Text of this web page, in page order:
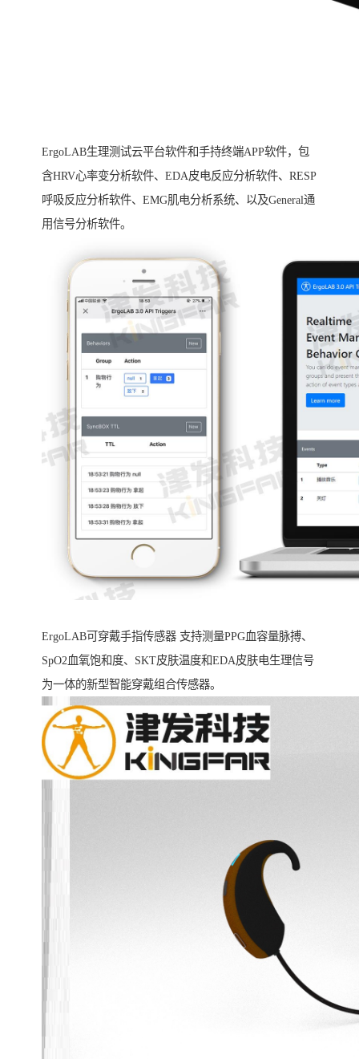
ErgoLAB生理测试云平台软件和手持终端APP软件，包
含HRV心率变分析软件、EDA皮电反应分析软件、RESP
呼吸反应分析软件、EMG肌电分析系统、以及General通
用信号分析软件。
ErgoLAB可穿戴手指传感器 支持测量PPG血容量脉搏、
SpO2血氧饱和度、SKT皮肤温度和EDA皮肤电生理信号
为一体的新型智能穿戴组合传感器。